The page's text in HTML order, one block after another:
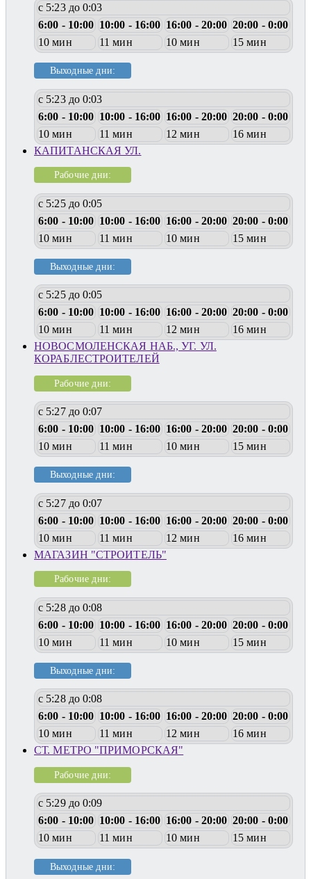
с 5:23 до 0:03
6:00 - 10:00 10:00 - 16:00 16:00 - 20:00 20:00 - 0:00
10 мин
11 мин 10 мин 15 мин
Выходные дни:
с 5:23 до 0:03
6:00 - 10:00 10:00 - 16:00 16:00 - 20:00 20:00 - 0:00
10 мин
11 мин 12 мин
16 мин
КАПИТАНСКАЯ УЛ.
Рабочие дни:
с 5:25 до 0:05
6:00 - 10:00 10:00 - 16:00 16:00 - 20:00 20:00 - 0:00
10 мин
11 мин 10 мин 15 мин
Выходные дни:
с 5:25 до 0:05
6:00 - 10:00 10:00 - 16:00 16:00 - 20:00 20:00 - 0:00
10 мин
11 мин 12 мин
16 мин
НОВОСМОЛЕНСКАЯ НАБ., УГ. УЛ.
КОРАБЛЕСТРОИТЕЛЕЙ
Рабочие дни:
с 5:27 до 0:07
6:00 - 10:00 10:00 - 16:00 16:00 - 20:00 20:00 - 0:00
10 мин
11 мин 10 мин 15 мин
Выходные дни:
с 5:27 до 0:07
6:00 - 10:00 10:00 - 16:00 16:00 - 20:00 20:00 - 0:00
10 мин
11 мин 12 мин
16 мин
МАГАЗИН "СТРОИТЕЛЬ"
Рабочие дни:
с 5:28 до 0:08
6:00 - 10:00 10:00 - 16:00 16:00 - 20:00 20:00 - 0:00
10 мин
11 мин 10 мин 15 мин
Выходные дни:
с 5:28 до 0:08
6:00 - 10:00 10:00 - 16:00 16:00 - 20:00 20:00 - 0:00
10 мин
11 мин 12 мин
16 мин
СТ. МЕТРО "ПРИМОРСКАЯ"
Рабочие дни:
с 5:29 до 0:09
6:00 - 10:00 10:00 - 16:00 16:00 - 20:00 20:00 - 0:00
10 мин
11 мин 10 мин 15 мин
Выходные дни: